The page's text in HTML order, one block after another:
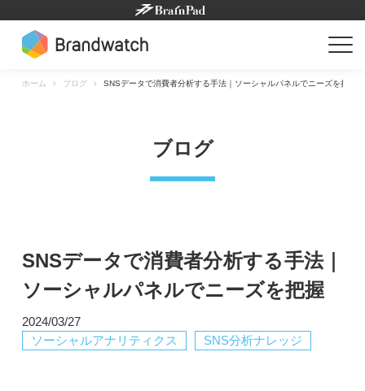
content
ホーム ブログ SNSデータで消費者分析する手法｜ソーシャルパネルでニーズを把握
ブログ
SNSデータで消費者分析する手法｜
ソーシャルパネルでニーズを把握
2024/03/27
ソーシャルアナリティクス
SNS分析ナレッジ